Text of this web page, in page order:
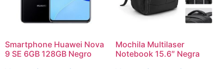
Smartphone Huawei Nova
9 SE 6GB 128GB Negro
Mochila Multilaser
Notebook 15.6″ Negra